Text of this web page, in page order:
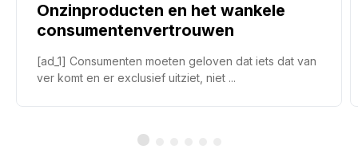
Onzinproducten en het wankele
consumentenvertrouwen
[ad_1] Consumenten moeten geloven dat iets dat van
ver komt en er exclusief uitziet, niet ...